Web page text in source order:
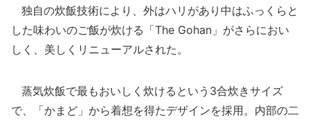
独自の炊飯技術により、外はハリがあり中はふっくらと
した味わいのご飯が炊ける「The Gohan」がさらにおい
しく、美しくリニューアルされた。
蒸気炊飯で最もおいしく炊けるという3合炊きサイズ
で、「かまど」から着想を得たデザインを採用。内部の二